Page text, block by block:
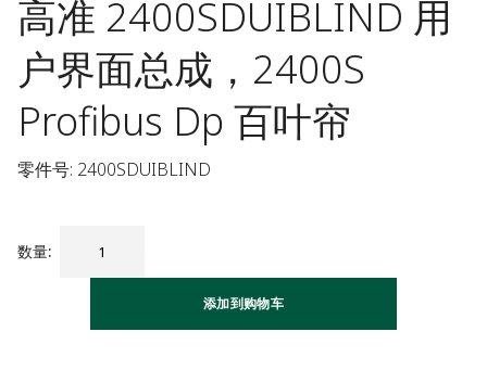
高准 2400SDUIBLIND 用
户界面总成，2400S
Profibus Dp 百叶帘
零件号: 2400SDUIBLIND
数量:
添加到购物车